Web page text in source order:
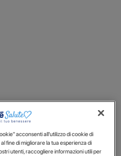
acconsenti all'utilizzo di cookie di
fine di migliorare la tua esperienza di
utenti, raccogliere informazioni utili per